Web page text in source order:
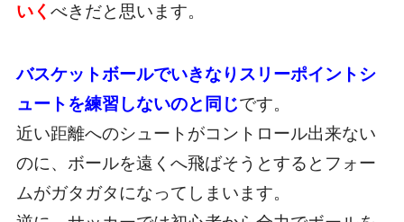
いく べきだと思います。
バスケットボールでいきなりスリーポイントシ
ュートを練習しないのと同じです。
近い距離へのシュートがコントロール出来ない
のに、ボールを遠くへ飛ばそうとするとフォー
ムがガタガタになってしまいます。